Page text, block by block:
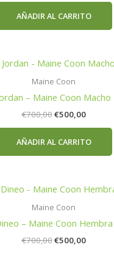
era:
€700,00.
es:
€500,00.
AÑADIR AL CARRITO
Maine Coon
– Maine Coon Macho
€700,00El
era:
€700,00.
€500,00El
es:
€500,00.
AÑADIR AL CARRITO
Maine Coon
– Maine Coon Hembra
€700,00El
€500,00El